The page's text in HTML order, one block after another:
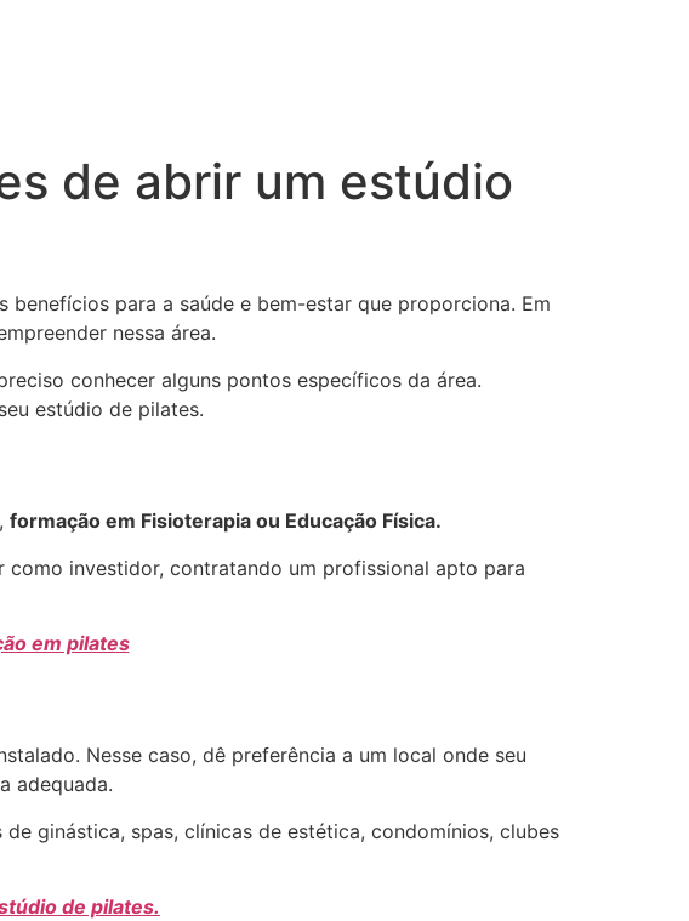
de abrir um estúdio
para a saúde e bem-estar que proporciona. Em
nessa área.
conhecer alguns pontos específicos da área.
estúdio de pilates.
formação em Fisioterapia ou Educação Física.
como investidor, contratando um profissional apto para
em pilates
Nesse caso, dê preferência a um local onde seu
adequada.
ginástica, spas, clínicas de estética, condomínios, clubes
de pilates.